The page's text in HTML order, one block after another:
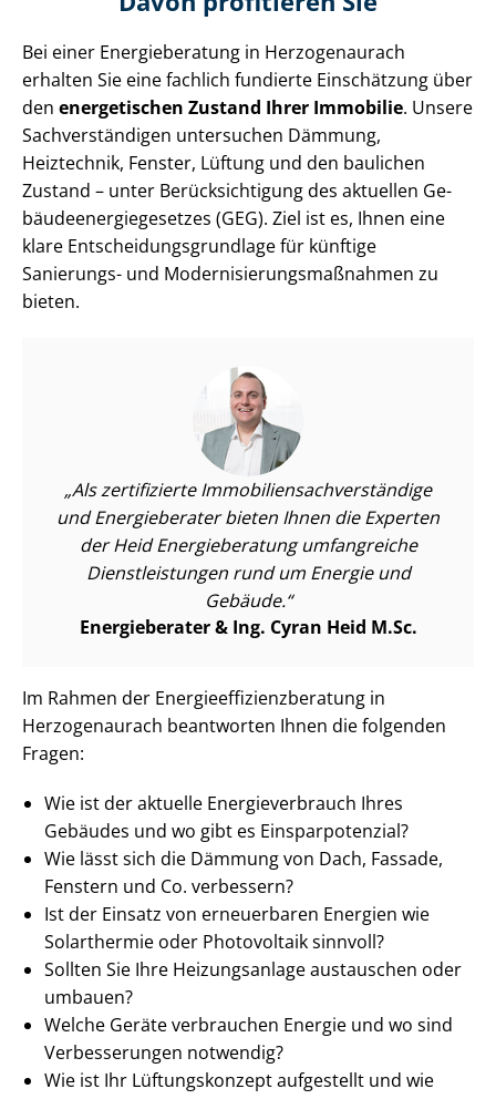
Bei einer Energieberatung in Herzogenaurach
erhalten Sie eine fachlich fundierte Einschätzung über
den energetischen Zustand Ihrer Immobilie. Unsere
Sach­ver­stän­di­gen untersuchen Dämmung,
Heiztechnik, Fenster, Lüftung und den baulichen
Zustand – unter Be­rück­sich­ti­gung des aktuellen Ge­
bäu­de­en­er­gie­ge­set­zes (GEG). Ziel ist es, Ihnen eine
klare Ent­schei­dungs­grund­la­ge für künftige
Sanierungs- und Mo­der­ni­sie­rungs­maß­nah­men zu
bieten.
Als zertifizierte Im­mo­bi­li­en­sach­ver­stän­di­ge
und Energieberater bieten Ihnen die Experten
der Heid Energieberatung umfangreiche
Dienst­leis­tun­gen rund um Energie und
Gebäude.
Energieberater & Ing. Cyran Heid M.Sc.
Im Rahmen der En­er­gie­ef­fi­zi­enz­be­ra­tung in
Herzogenaurach beantworten Ihnen die folgenden
Fragen:
Wie ist der aktuelle En­er­gie­ver­brauch Ihres
Gebäudes und wo gibt es Ein­spar­po­ten­zi­al?
Wie lässt sich die Dämmung von Dach, Fassade,
Fenstern und Co. verbessern?
Ist der Einsatz von erneuerbaren Energien wie
Solarthermie oder Photovoltaik sinnvoll?
Sollten Sie Ihre Heizungsanlage austauschen oder
umbauen?
Welche Geräte verbrauchen Energie und wo sind
Verbesserungen notwendig?
Wie ist Ihr Lüftungskonzept aufgestellt und wie